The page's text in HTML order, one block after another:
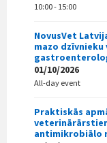
10:00 - 15:00
NovusVet
mazo
01/10/2026
All-day event
Praktiskās
antimikrobiālo